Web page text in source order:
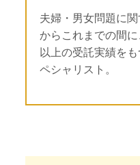
夫婦・男女問題に
からこれまでの間
以上の受託実績を
ペシャリスト。